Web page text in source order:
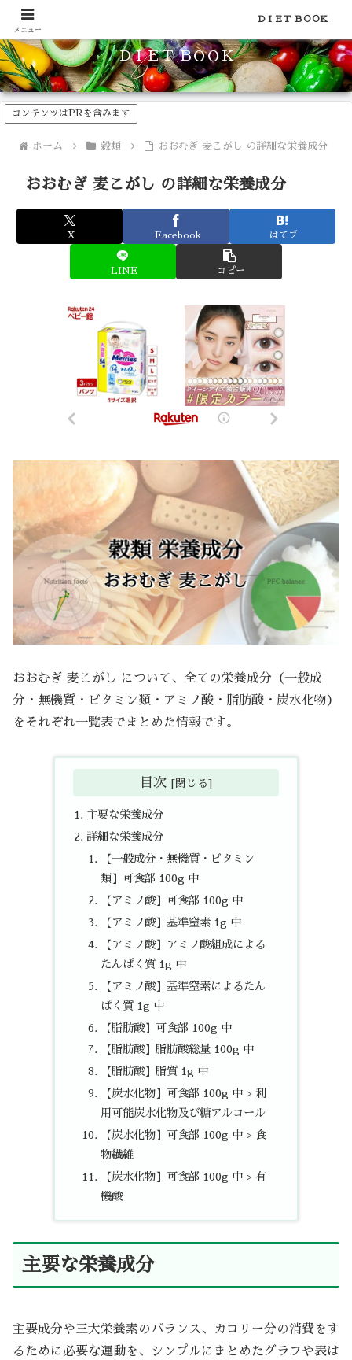
食品のカロリーや糖質などの栄養素がわかる！健康やダイエットに
ＤＩＥＴ ＢＯＯＫ
コンテンツはPRを含みます
ホーム 穀類 おおむぎ 麦こがし の詳細な栄養成分
おおむぎ 麦こがし の詳細な栄養成分
X Facebook はてブ
LINE コピー
おおむぎ 麦こがし について、全ての栄養成分（一般成
分・無機質・ビタミン類・アミノ酸・脂肪酸・炭水化物）
をそれぞれ一覧表でまとめた情報です。
目次
主要な栄養成分
詳細な栄養成分
【一般成分・無機質・ビタミン
類】可食部 100g 中
【アミノ酸】可食部 100g 中
【アミノ酸】基準窒素 1g 中
【アミノ酸】アミノ酸組成による
たんぱく質 1g 中
【アミノ酸】基準窒素によるたん
ぱく質 1g 中
【脂肪酸】可食部 100g 中
【脂肪酸】脂肪酸総量 100g 中
【脂肪酸】脂質 1g 中
【炭水化物】可食部 100g 中 > 利
用可能炭水化物及び糖アルコール
【炭水化物】可食部 100g 中 > 食
物繊維
【炭水化物】可食部 100g 中 > 有
機酸
主要な栄養成分
主要成分や三大栄養素のバランス、カロリー分の消費をす
るために必要な運動を、シンプルにまとめたグラフや表は
メニュー
ＤＩＥＴ ＢＯＯＫ